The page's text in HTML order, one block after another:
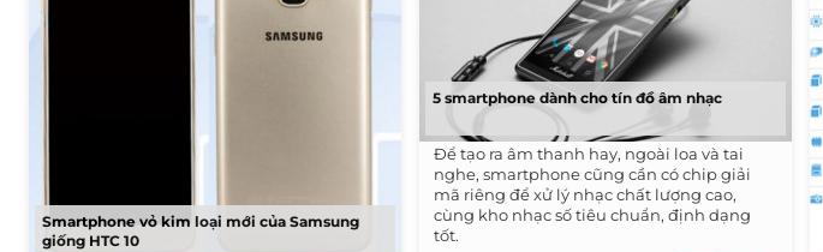
Smartphone vỏ kim loại mới của Samsung
giống HTC 10
5 smartphone dành cho tín đồ âm nhạc
Để tạo ra âm thanh hay, ngoài loa và tai
nghe, smartphone cũng cần có chip giải
mã riêng để xử lý nhạc chất lượng cao,
cùng kho nhạc số tiêu chuẩn, định dạng
tốt.